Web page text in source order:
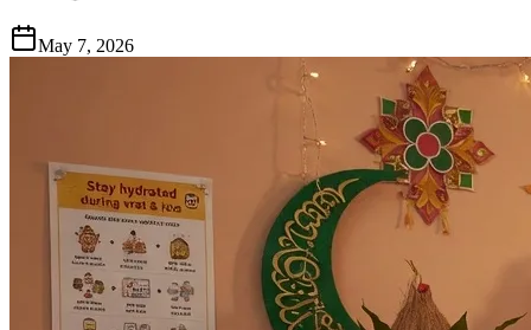
May 7, 2026